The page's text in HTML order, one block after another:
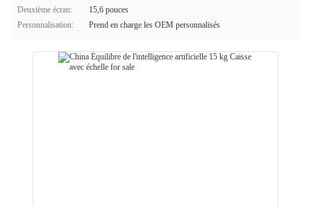
Deuxième écran:
15,6 pouces
Personnalisation:
Prend en charge les OEM personnalisés